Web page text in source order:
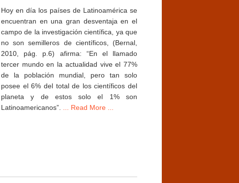
Hoy en día los países de Latinoamérica se
encuentran en una gran desventaja en el
campo de la investigación científica, ya que
no son semilleros de científicos, (Bernal,
2010, pág. p.6) afirma: “En el llamado
tercer mundo en la actualidad vive el 77%
de la población mundial, pero tan solo
posee el 6% del total de los científicos del
planeta y de estos solo el 1% son
Latinoamericanos”.
... Read More ...